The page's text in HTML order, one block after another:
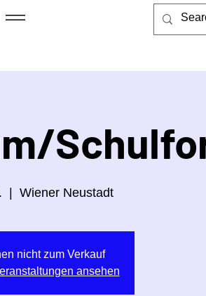
Wiener Neustadt
nicht zum Verkauf
ansehen